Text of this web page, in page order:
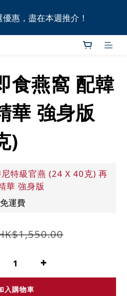
，買滿HK$1,000即享本地免
上門服務！
惠，盡在本週推介！
，買滿HK$1,000即享本地免
食燕窩 配韓
華 強身版
)
特級官燕 (24 X 40克) 再
華 強身版
運費
入購物車